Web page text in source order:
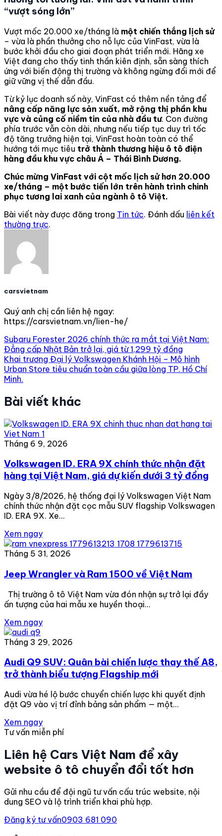
“vượt sóng lớn”
Vượt mốc 20.000 xe/tháng là một chiến thắng lịch sử
– vừa là phần thưởng cho nỗ lực của VinFast, vừa là
bước khởi đầu cho giai đoạn phát triển mới. Hãng xe
Việt đang cho thấy tinh thần kiên định, sẵn sàng thích
ứng với biến động thị trường và không ngừng đổi mới để
giữ vững vị thế dẫn đầu.
Từ kỷ lục doanh số này, VinFast có thêm nền tảng để
nâng cấp năng lực sản xuất, mở rộng thị phần khu
vực và củng cố niềm tin của nhà đầu tư. Con đường
phía trước vẫn còn dài, nhưng nếu tiếp tục duy trì tốc
độ tăng trưởng hiện tại, VinFast hoàn toàn có thể
hướng tới mục tiêu trở thành thương hiệu ô tô điện
hàng đầu khu vực châu Á – Thái Bình Dương.
Chúc mừng VinFast với cột mốc lịch sử hơn 20.000
xe/tháng – một bước tiến lớn trên hành trình chinh
phục tương lai xanh của ngành ô tô Việt.
Bài viết này được đăng trong Tin tức. Đánh dấu liên kết
thường trực.
carsvietnam
Quý anh chị cần liên hệ ngay:
https://carsvietnam.vn/lien-he/
Subaru Forester 2026 chính thức ra mắt tại Việt Nam:
Đẳng cấp Nhật Bản trở lại, giá từ 1,299 tỷ đồng
Khai trương Đại lý Volkswagen Khánh Hội – Mô hình
Urban Store tiêu chuẩn toàn cầu giữa lòng TP. Hồ Chí
Minh.
Bài viết khác
Tháng 6 9, 2026
Volkswagen ID. ERA 9X chính thức nhận đặt
hàng tại Việt Nam, giá dự kiến dưới 3 tỷ đồng
Ngày 3/8/2026, hệ thống đại lý Volkswagen Việt Nam
chính thức nhận đặt cọc mẫu SUV flagship Volkswagen
ID. ERA 9X. Xe…
Xem ngay
Tháng 5 31, 2026
Jeep Wrangler và Ram 1500 về Việt Nam
Thị trường ô tô Việt Nam vừa đón nhận sự trở lại đầy
ấn tượng của hai mẫu xe huyền thoại…
Xem ngay
Tháng 3 29, 2026
Audi Q9 SUV: Quân bài chiến lược thay thế A8,
trở thành biểu tượng Flagship mới
Audi vừa hé lộ bước chuyển chiến lược khi quyết định
đặt Q9 vào vị trí đỉnh bảng sản phẩm — một…
Xem ngay
Tư vấn miễn phí
Liên hệ Cars Việt Nam để xây
website ô tô chuyển đổi tốt hơn
Gửi nhu cầu để đội ngũ tư vấn cấu trúc website, nội
dung SEO và lộ trình triển khai phù hợp.
Đăng ký tư vấn0903 681 090